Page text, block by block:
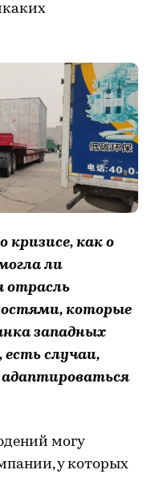
кризисе, как о
ли
отрасль
которые
западных
случаи,
адаптироваться
могу
у которых